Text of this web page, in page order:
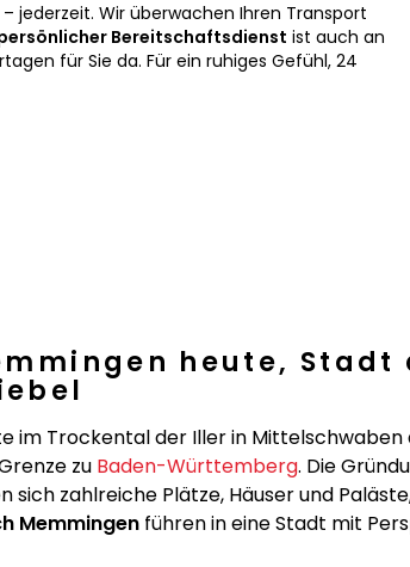
jederzeit. Wir überwachen Ihren Transport
Bereitschaftsdienst ist auch an
für Sie da. Für ein ruhiges Gefühl, 24
heute, Stadt
im Trockental der Iller in Mittelschwaben
zu Baden-Württemberg. Die
sich zahlreiche Plätze, Häuser und
Memmingen führen in eine Stadt mit